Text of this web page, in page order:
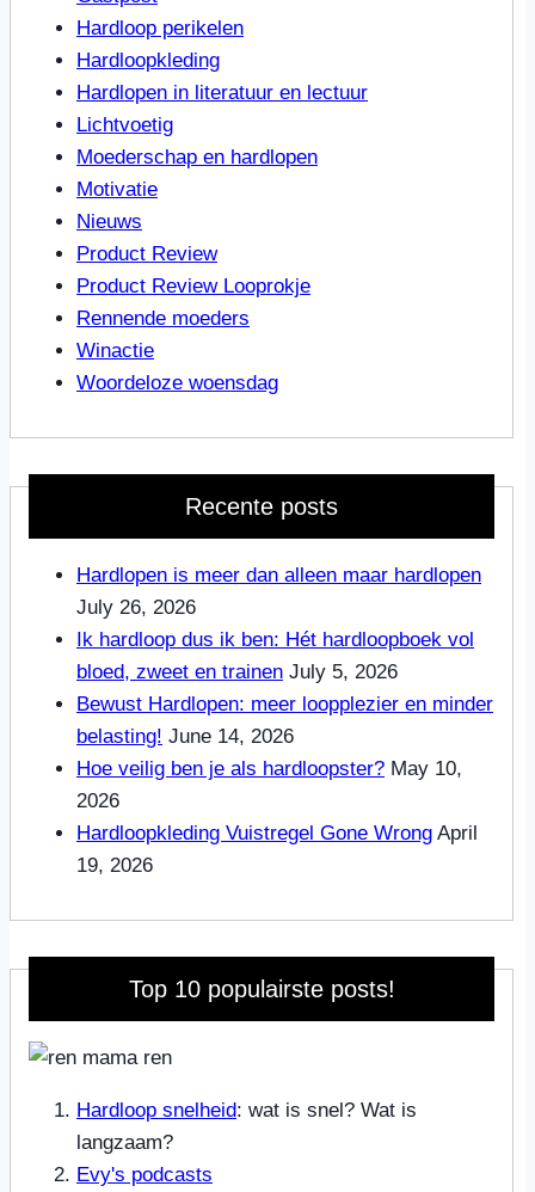
Hardloop perikelen
Hardloopkleding
Hardlopen in literatuur en lectuur
Lichtvoetig
Moederschap en hardlopen
Motivatie
Nieuws
Product Review
Product Review Looprokje
Rennende moeders
Winactie
Woordeloze woensdag
Recente posts
Hardlopen is meer dan alleen maar hardlopen
July 26, 2026
Ik hardloop dus ik ben: Hét hardloopboek vol
bloed, zweet en trainen July 5, 2026
Bewust Hardlopen: meer loopplezier en minder
belasting! June 14, 2026
Hoe veilig ben je als hardloopster? May 10,
2026
Hardloopkleding Vuistregel Gone Wrong April
19, 2026
Top 10 populairste posts!
Hardloop snelheid: wat is snel? Wat is
langzaam?
Evy's podcasts